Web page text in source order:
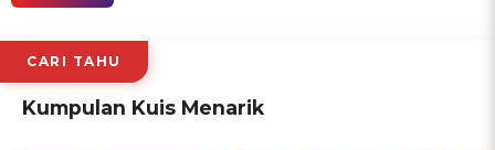
CARI TAHU
Kumpulan Kuis Menarik